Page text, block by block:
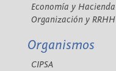
Economía y Hacienda
Organización y RRHH
Organismos
CIPSA